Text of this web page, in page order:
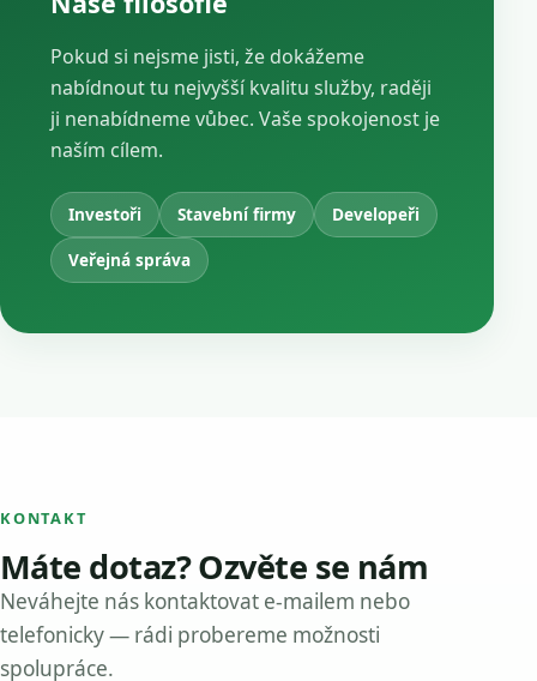
Pokud si nejsme jisti, že dokážeme
nabídnout tu nejvyšší kvalitu služby, raději
ji nenabídneme vůbec. Vaše spokojenost je
naším cílem.
Investoři Stavební firmy
Developeři
Veřejná správa
KONTAKT
Máte dotaz? Ozvěte se nám
Neváhejte nás kontaktovat e-mailem nebo
telefonicky — rádi probereme možnosti
spolupráce.